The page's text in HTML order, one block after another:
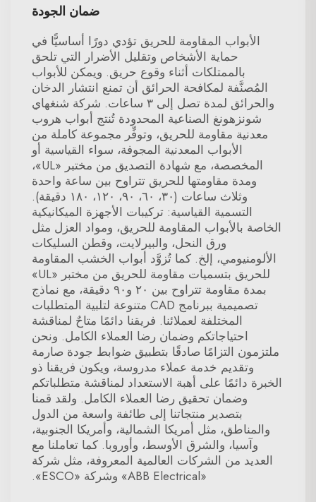
ضمان الجودة
الأبواب المقاومة للحريق تؤدي دورًا أساسيًّا في
حماية الأشخاص وتقليل الأضرار التي تلحق
بالممتلكات أثناء وقوع حريق. ويمكن للأبواب
المُصنَّفة لمكافحة الحرائق أن تمنع انتشار الدخان
والحرائق لمدة تصل إلى ٣ ساعات. شركة شنغهاي
شونزهونغ الصناعية المحدودة تُنتج أبواب هروب
معدنية مقاومة للحريق، وتوفِّر مجموعة كاملة من
الأبواب المعدنية المجوفة، سواء القياسية أو
المخصصة، مع شهادة التصديق من مختبر «UL»،
ومدة مقاومتها للحريق تتراوح بين ساعة واحدة
وثلاث ساعات (٣٠، ٦٠، ٩٠، ١٢٠، ١٨٠ دقيقة).
التسمية القياسية: تركيبات الأجهزة الميكانيكية
الخاصة بالأبواب المقاومة للحريق، ومواد العزل مثل
ورق النحل، والبيرلايت، وقطن السليكات
الألومنيومي، إلخ. كما تُزوَّد أبواب الخشب المقاومة
للحريق بتسميات مقاومة للحريق من مختبر «UL»
بمدة مقاومة تتراوح بين ٢٠ و٩٠ دقيقة، مع نماذج
تصميمية ببرنامج CAD متنوعة لتلبية المتطلبات
المختلفة لعملائنا. فريقنا دائمًا متاحٌ لمناقشة
احتياجاتكم وضمان رضا العملاء الكامل. ونحن
ملتزمون التزامًا صادقًا بتطبيق ضوابط جودة صارمة
وتقديم خدمة عملاء مدروسة، ويكون فريقنا ذو
الخبرة دائمًا على أهبة الاستعداد لمناقشة متطلباتكم
وضمان تحقيق رضا العملاء الكامل. ولقد قمنا
بتصدير منتجاتنا إلى طائفة واسعة من الدول
والمناطق، مثل أمريكا الشمالية، وأمريكا الجنوبية،
وآسيا، والشرق الأوسط، وأوروبا. كما تعاملنا مع
العديد من الشركات العالمية المعروفة، مثل شركة
«ABB Electrical» وشركة «ESCO».